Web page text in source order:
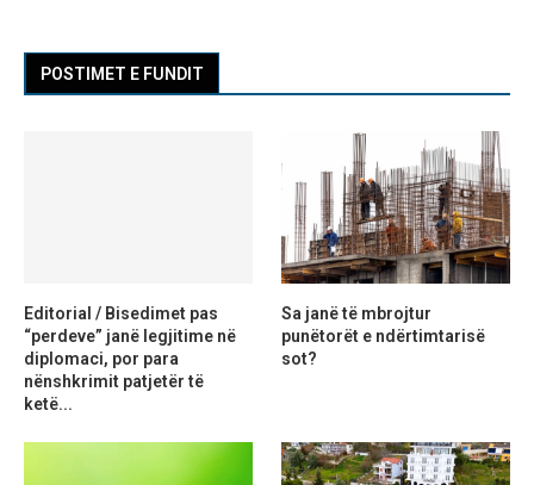
POSTIMET E FUNDIT
Editorial / Bisedimet pas
“perdeve” janë legjitime në
diplomaci, por para
nënshkrimit patjetër të
ketë...
Sa janë të mbrojtur
punëtorët e ndërtimtarisë
sot?